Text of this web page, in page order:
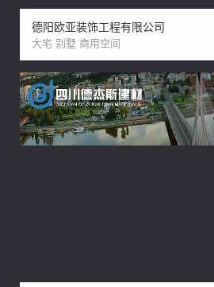
德阳欧亚装饰工程有限公司
大宅 别墅 商用空间